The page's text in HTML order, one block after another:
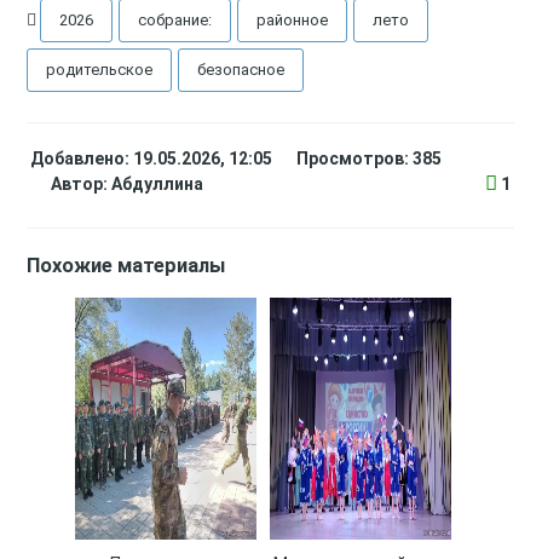
2026 собрание: районное лето
родительское безопасное
Добавлено: 19.05.2026, 12:05
Просмотров: 385
Автор:Абдуллина 1
Похожие материалы